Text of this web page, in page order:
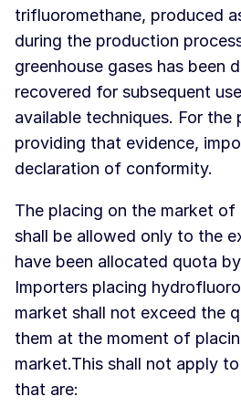
trifluoromethane, produced
during the production
greenhouse gases has been
recovered for subsequent
available techniques. For the
providing that evidence,
declaration of conformity.
The placing on the market
shall be allowed only to the
have been allocated quota
Importers placing
market shall not exceed the
them at the moment of
market.This shall not apply
that are: